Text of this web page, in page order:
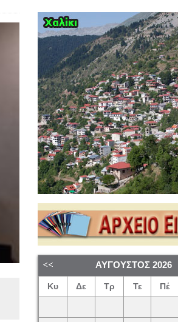
ΑΎΓΟΥΣΤΟΣ 2026
Κυ Δε Τρ Τε Πέ